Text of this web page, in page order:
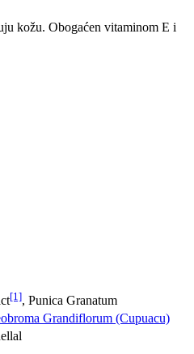
kožu. Obogaćen vitaminom E i
[1], Punica Granatum
Grandiflorum (Cupuacu)